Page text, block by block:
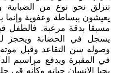
تنزلق نحو نوع من الضبابية
يعيشون ببساطة وعفوية
مسبقا بدقة مرعبة. فالطفل
يسجل في الحضانة ويحجز
وصوله سن التقاعد وقبل
في المقبرة ويدفع مراسيم
يحيا الإنسان حياته وكأنه قي